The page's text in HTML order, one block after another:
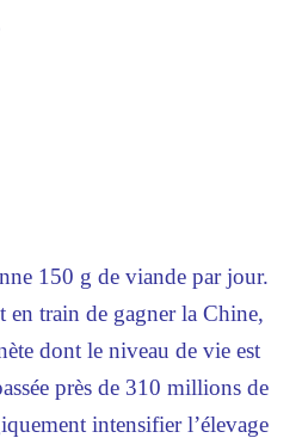
150 g de viande par jour.
en train de gagner la Chine,
dont le niveau de vie est
près de 310 millions de
intensifier l’élevage